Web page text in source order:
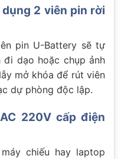
2 viên pin rời
pin U-Battery sẽ tự
đi dạo hoặc chụp ảnh
mở khóa để rút viên
dự phòng độc lập.
220V cấp điện
chiếu hay laptop